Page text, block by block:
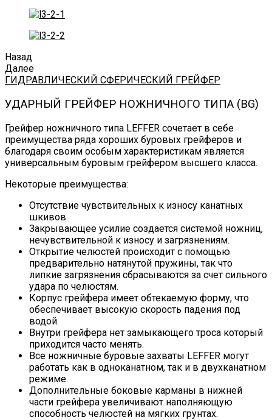
Назад
Далее
ГИДРАВЛИЧЕСКИЙ СФЕРИЧЕСКИЙ ГРЕЙФЕР
УДАРНЫЙ ГРЕЙФЕР НОЖНИЧНОГО ТИПА (BG)
Грейфер ножничного типа LEFFER сочетает в себе
преимущества ряда хороших буровых грейферов и
благодаря своим особым характеристикам является
универсальным буровым грейфером высшего класса.
Некоторые преимущества:
Отсутствие чувствительных к износу канатных
шкивов
Закрывающее усилие создается системой ножниц,
нечувствительной к износу и загрязнениям.
Открытие челюстей происходит с помощью
предварительно натянутой пружины, так что
липкие загрязнения сбрасываются за счет сильного
удара по челюстям.
Корпус грейфера имеет обтекаемую форму, что
обеспечивает высокую скорость падения под
водой.
Внутри грейфера нет замыкающего троса который
приходится часто менять.
Все ножничные буровые захваты LEFFER могут
работать как в одноканатном, так и в двухканатном
режиме.
Дополнительные боковые карманы в нижней
части грейфера увеличивают наполняющую
способность челюстей на мягких грунтах.